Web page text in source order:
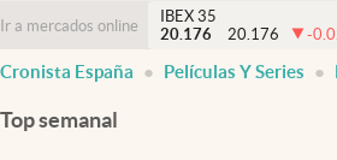
Ir a mercados online
IBEX 35
20.176
20.176 -
Cronista España Películas Y Series
Top semanal